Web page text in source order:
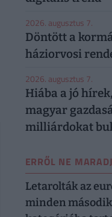
2026. augusztus 7.
Döntött a
háziorvosi
2026. augusztus 7.
Hiába a jó
magyar
milliárdokat
ERRŐL NE
Letarolták az
minden